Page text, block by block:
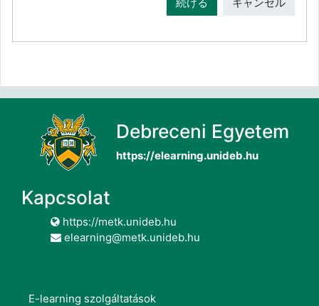
Debreceni Egyetem
https://elearning.unideb.hu
Kapcsolat
https://metk.unideb.hu
elearning@metk.unideb.hu
E-learning szolgáltatások